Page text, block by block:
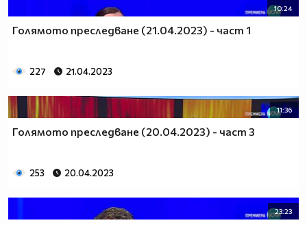
10:24
Голямото преследване (21.04.2023) - част 1
227 21.04.2023
11:36
Голямото преследване (20.04.2023) - част 3
253 20.04.2023
23:23